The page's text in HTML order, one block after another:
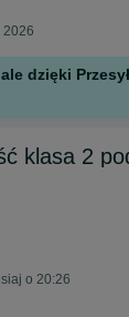
2026
dzięki
klasa 2
o 20:26